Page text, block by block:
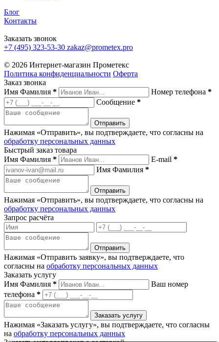
Блог
Контакты
Заказать звонок
+7 (495) 323-53-30 zakaz@prometex.pro
© 2026 Интернет-магазин Прометекс
Политика конфиденциальности Оферта
Заказ звонка
Имя Фамилия * Номер телефона *
Сообщение *
Нажимая «Отправить», вы подтверждаете, что согласны на
обработку персональных данных
Быстрый заказ товара
Имя Фамилия * E-mail *
Имя Фамилия *
Нажимая «Отправить», вы подтверждаете, что согласны на
обработку персональных данных
Запрос расчёта
Нажимая «Отправить заявку», вы подтверждаете, что
согласны на обработку персональных данных
Заказать услугу
Имя Фамилия *
Ваш номер
телефона *
Нажимая «Заказать услугу», вы подтверждаете, что согласны
на обработку персональных данных